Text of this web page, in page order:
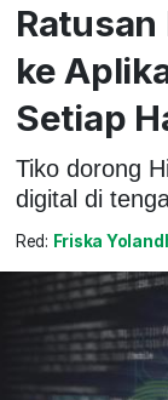
ke
Setiap
Tiko dorong
digital di
Red: Friska